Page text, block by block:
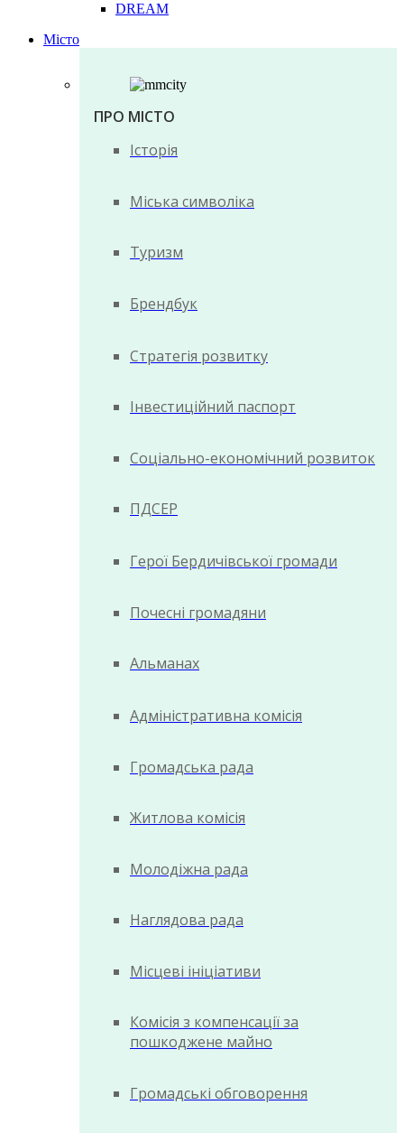
DREAM
Місто
ПРО МІСТО
Історія
Міська символіка
Туризм
Брендбук
Стратегія розвитку
Інвестиційний паспорт
Соціально-економічний розвиток
ПДСЕР
Герої Бердичівської громади
Почесні громадяни
Альманах
Адміністративна комісія
Громадська рада
Житлова комісія
Молодіжна рада
Наглядова рада
Місцеві ініціативи
Комісія з компенсації за
пошкоджене майно
Громадські обговорення